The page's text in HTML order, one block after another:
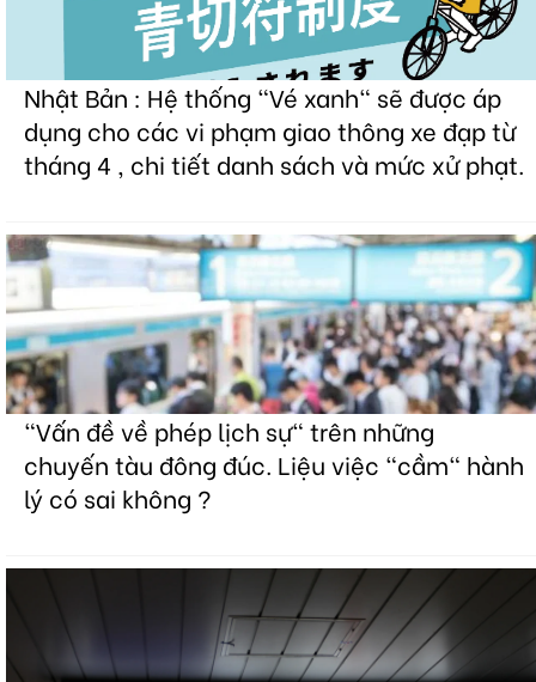
Nhật Bản : Hệ thống "Vé xanh" sẽ được áp
dụng cho các vi phạm giao thông xe đạp từ
tháng 4 , chi tiết danh sách và mức xử phạt.
"Vấn đề về phép lịch sự" trên những
chuyến tàu đông đúc. Liệu việc "cầm" hành
lý có sai không ?